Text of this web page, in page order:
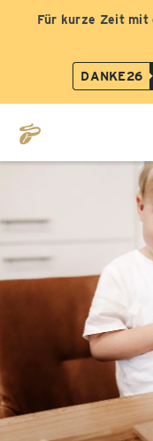
Für kurze Zeit mit
DANKE26